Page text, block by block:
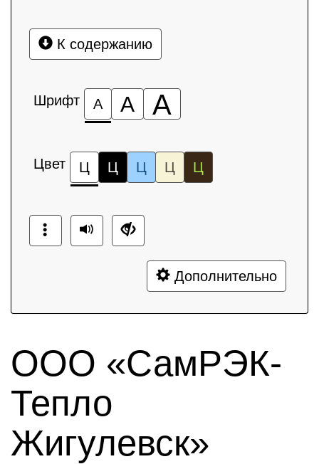
К содержанию
Шрифт А А А
Цвет Ц Ц Ц Ц Ц
Дополнительно
ООО «СамРЭК-
Тепло
Жигулевск»